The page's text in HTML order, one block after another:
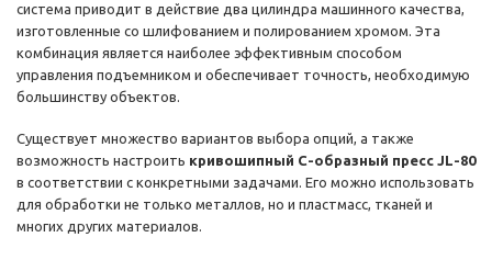
система приводит в действие два цилиндра машинного качества,
изготовленные со шлифованием и полированием хромом. Эта
комбинация является наиболее эффективным способом
управления подъемником и обеспечивает точность, необходимую
большинству объектов.
Существует множество вариантов выбора опций, а также
возможность настроить кривошипный С-образный пресс JL-80
в соответствии с конкретными задачами. Его можно использовать
для обработки не только металлов, но и пластмасс, тканей и
многих других материалов.